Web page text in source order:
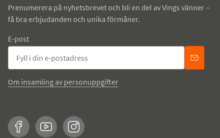
Prenumerera på nyhetsbrevet och bli en del av Vings vänner –
få bra erbjudanden och unika förmåner.
E-post
Om insamling av personuppgifter
FacebookYouTubeInstagram